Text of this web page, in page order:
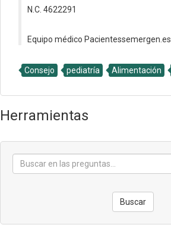
N.C. 4622291
Equipo médico Pacientessemergen.es
Consejo pediatría Alimentación
Herramientas
Buscar